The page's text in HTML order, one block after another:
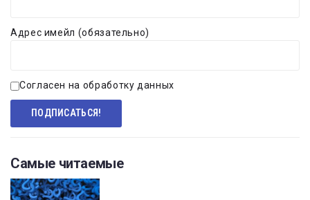
Адрес имейл (обязательно)
Согласен на обработку данных
Самые читаемые